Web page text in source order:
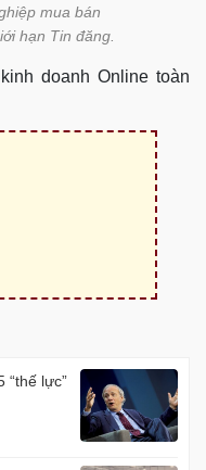
mua bán
hạn Tin đăng.
doanh Online toàn
“thế lực”